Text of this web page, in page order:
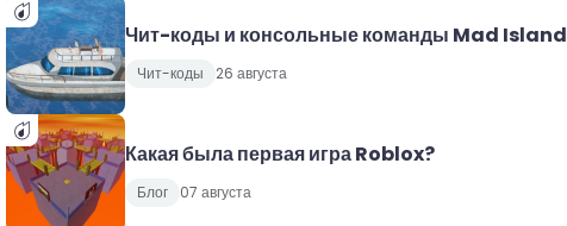
Чит-коды и консольные команды Mad Island
Чит-коды 26 августа
Какая была первая игра Roblox?
Блог 07 августа